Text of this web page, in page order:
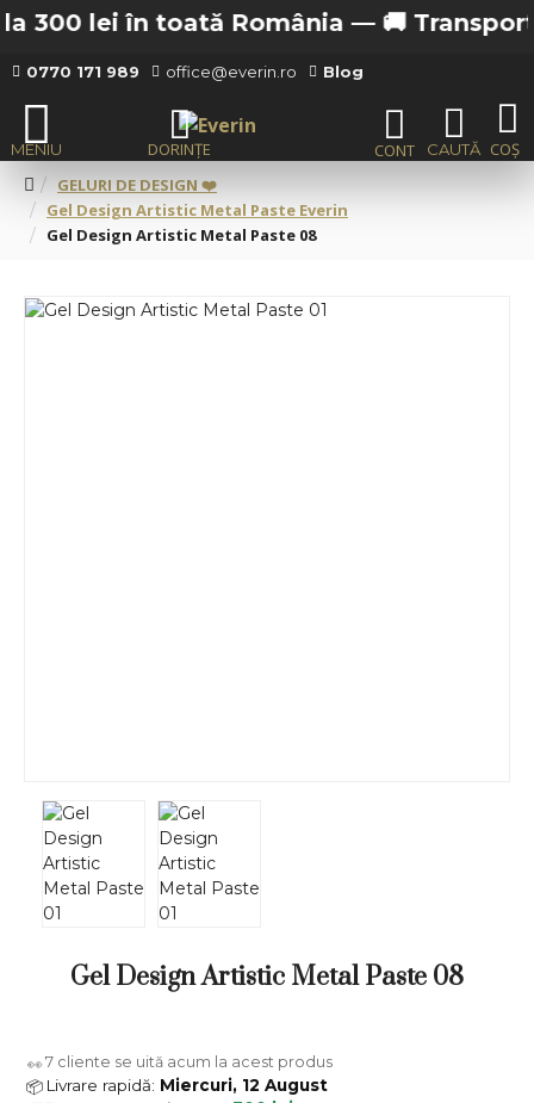
lei în toată România —🚚 Transport
0770 171 989 office@everin.ro Blog
GELURI DE DESIGN ❤️
Gel Design Artistic Metal Paste Everin
Gel Design Artistic Metal Paste 08
Gel Design Artistic Metal Paste 08
👀 7 cliente se uită acum la acest produs
📦 Livrare rapidă: Miercuri, 12 August